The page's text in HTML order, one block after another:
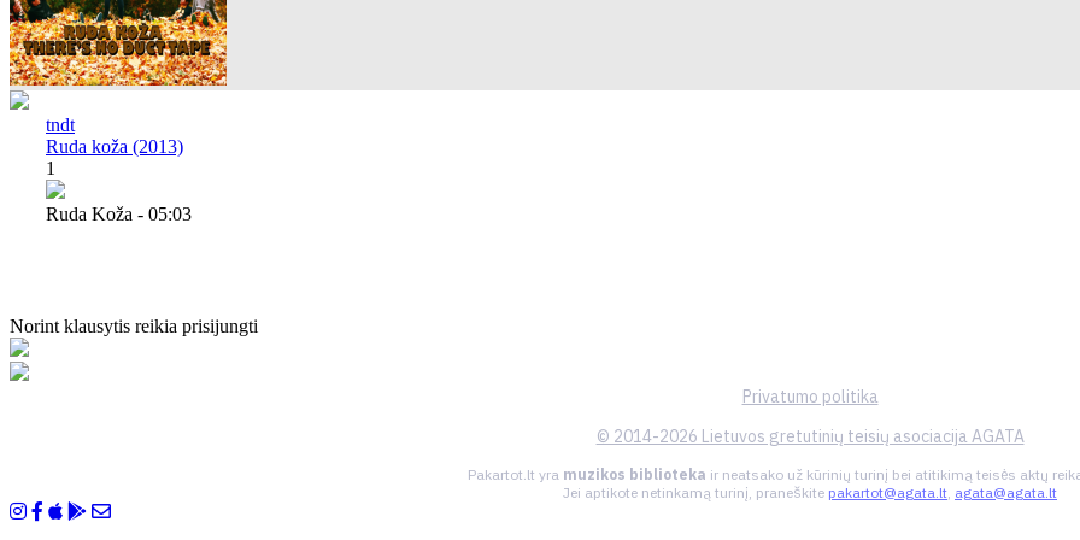
tndt
Ruda koža (2013)
1
Ruda Koža - 05:03
Norint klausytis reikia prisijungti
Privatumo politika
© 2014-2026 Lietuvos gretutinių teisių asociacija AGATA
Pakartot.lt yra muzikos biblioteka ir neatsako už kūrinių turinį bei atitikimą teisės aktų
Jei aptikote netinkamą turinį, praneškite pakartot@agata.lt, agata@agata.lt